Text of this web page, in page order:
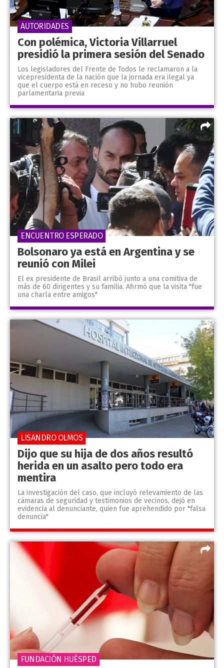
Con polémica, Victoria Villarruel
presidió la primera sesión del Senado
Los legisladores del Frente de Todos le reclamaron a la
vicepresidenta de la nación que la jornada era ilegal ya
que el cuerpo está en receso y no hubo reunión
parlamentaria previa
AUTORIDADES
Bolsonaro ya está en Argentina y se
reunió con Milei
El ex presidente de Brasil arribó junto a una comitiva de
más de 60 dirigentes y su familia. Afirmó que la visita "fue
una charla entre amigos"
ENCUENTRO ESPERADO
Dijo que su hija de dos años resultó
herida en un asalto pero todo era
mentira
La investigación del caso, que incluyó relevamiento de las
cámaras de seguridad y testimonios de vecinos, dejó en
evidencia al denunciante, quien fue aprehendido por "falsa
denuncia"
LISANDRO OLMOS
FUNDACIÓN HUÉSPED